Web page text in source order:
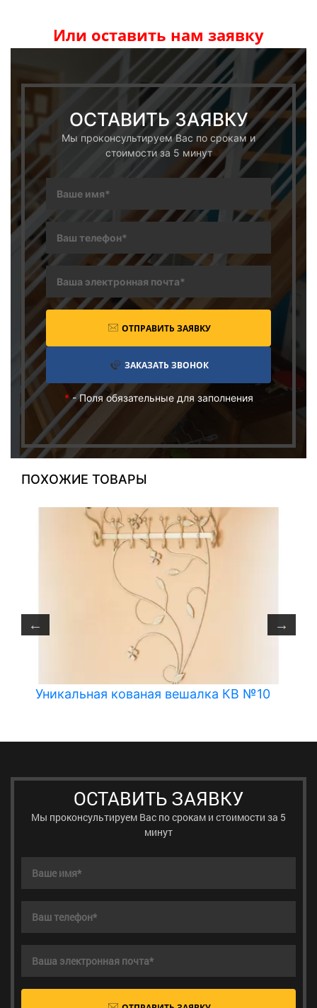
Или оставить нам заявку
ОСТАВИТЬ ЗАЯВКУ
Мы проконсультируем Вас по срокам и
стоимости за 5 минут
ОТПРАВИТЬ ЗАЯВКУ
ЗАКАЗАТЬ ЗВОНОК
*- Поля обязательные для заполнения
ПОХОЖИЕ ТОВАРЫ
Уникальная кованая вешалка КВ №10
ОСТАВИТЬ ЗАЯВКУ
Мы проконсультируем Вас по срокам и стоимости за 5
минут